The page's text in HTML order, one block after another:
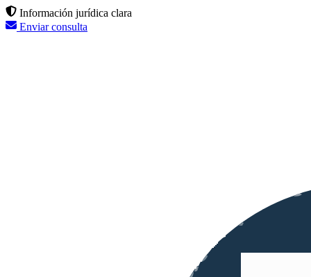
Información jurídica clara
Enviar consulta